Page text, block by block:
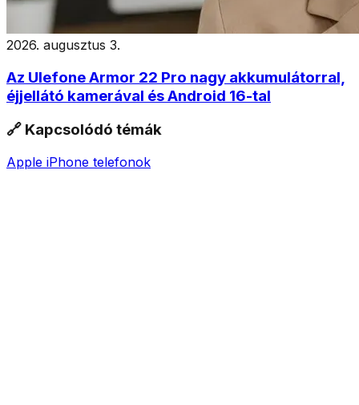
2026. augusztus 3.
Az Ulefone Armor 22 Pro nagy akkumulátorral,
éjjellátó kamerával és Android 16-tal
🔗 Kapcsolódó témák
Apple iPhone telefonok